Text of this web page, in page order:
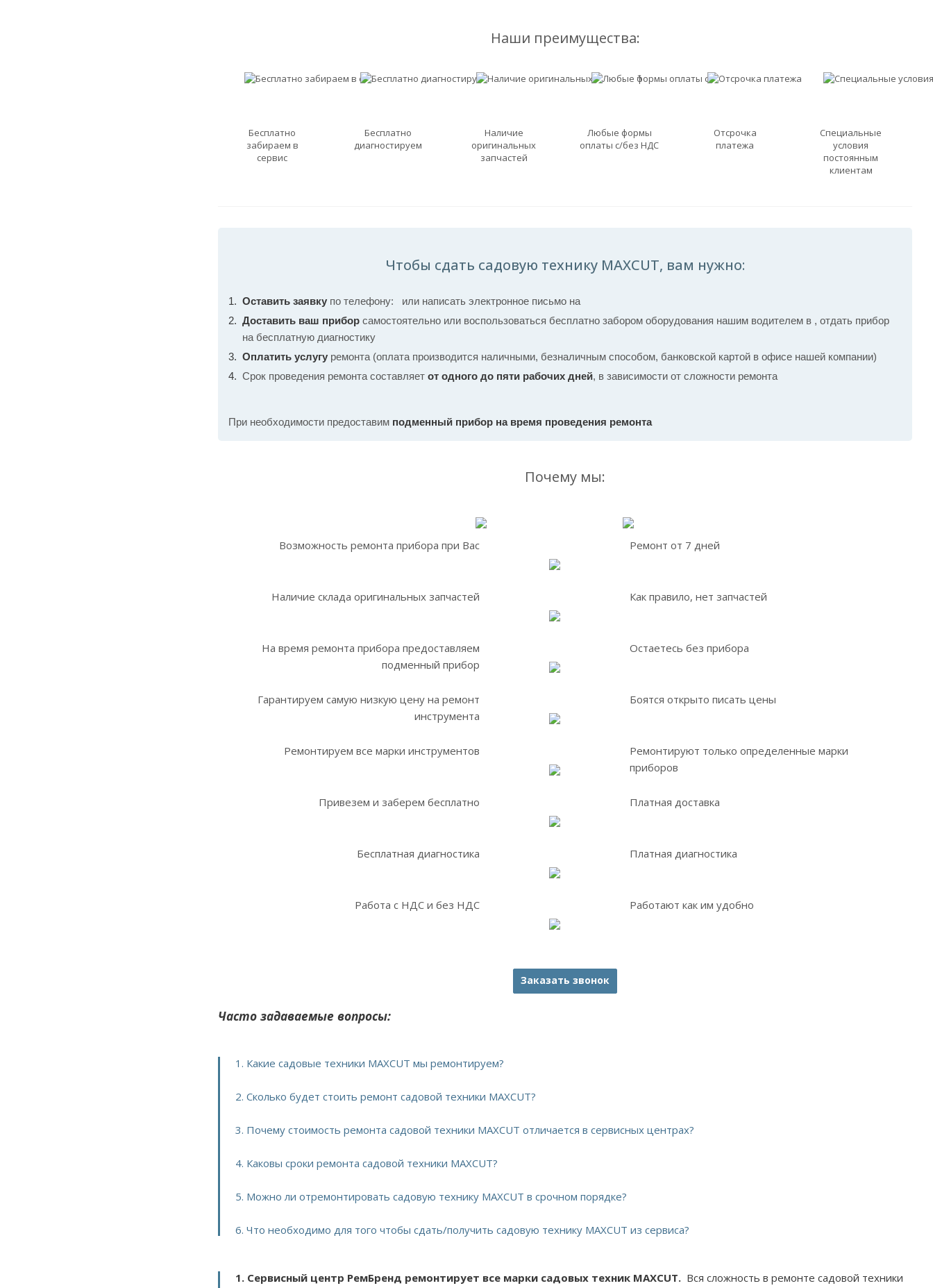
Наши преимущества:
Бесплатно
забираем в
сервис
Бесплатно
диагностируем
Наличие
оригинальных
запчастей
Любые формы
оплаты с/без НДС
Отсрочка
платежа
Специальные
условия
постоянным
клиентам
Чтобы сдать садовую технику MAXCUT, вам нужно:
Оставить заявку по телефону:
или написать электронное письмо на
Доставить ваш прибор самостоятельно или воспользоваться бесплатно забором оборудования нашим водителем в , отдать прибор
на бесплатную диагностику
Оплатить услугу ремонта (оплата производится наличными, безналичным способом, банковской картой в офисе нашей компании)
Срок проведения ремонта составляет от одного до пяти рабочих дней, в зависимости от сложности ремонта
При необходимости предоставим подменный прибор на время проведения ремонта
Почему мы:
Возможность ремонта прибора при Вас
Наличие склада оригинальных запчастей
На время ремонта прибора предоставляем
подменный прибор
Гарантируем самую низкую цену на ремонт
инструмента
Ремонтируем все марки инструментов
Привезем и заберем бесплатно
Бесплатная диагностика
Работа с НДС и без НДС
Ремонт от 7 дней
Как правило, нет запчастей
Остаетесь без прибора
Боятся открыто писать цены
Ремонтируют только определенные марки
приборов
Платная доставка
Платная диагностика
Работают как им удобно
Заказать звонок
Часто задаваемые вопросы:
1. Какие садовые техники MAXCUT мы ремонтируем?
2. Сколько будет стоить ремонт садовой техники MAXCUT?
3. Почему стоимость ремонта садовой техники MAXCUT отличается в сервисных центрах?
4. Каковы сроки ремонта садовой техники MAXCUT?
5. Можно ли отремонтировать садовую технику MAXCUT в срочном порядке?
6. Что необходимо для того чтобы сдать/получить садовую технику MAXCUT из сервиса?
1. Сервисный центр РемБренд ремонтирует все марки садовых техник MAXCUT. Вся сложность в ремонте садовой техники